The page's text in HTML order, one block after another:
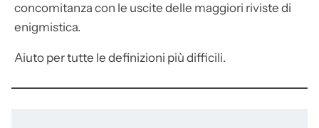
concomitanza con le uscite delle maggiori riviste di
enigmistica.
Aiuto per tutte le definizioni più difficili.